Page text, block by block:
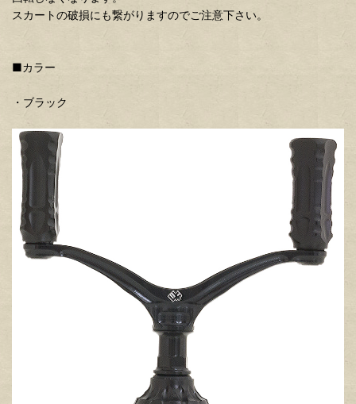
スカートの破損にも繋がりますのでご注意下さい。
■カラー
・ブラック